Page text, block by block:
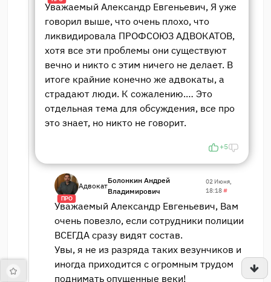
Уважаемый Александр Евгеньевич, Я уже
говорил выше, что очень плохо, что
ликвидировала ПРОФСОЮЗ АДВОКАТОВ,
хотя все эти проблемы они существуют
вечно и никто с этим ничего не делает. В
итоге крайние конечно же адвокаты, а
страдают люди. К сожалению.… Это
отдельная тема для обсуждения, все про
это знает, но никто не говорит.
+5
ПРО
Адвокат
Болонкин Андрей
Владимирович
02 Июня,
18:18#
Уважаемый Александр Евгеньевич, Вам
очень повезло, если сотрудники полиции
ВСЕГДА сразу видят состав.
Увы, я не из разряда таких везунчиков и
иногда приходится с огромным трудом
поднимать опущенные веки!